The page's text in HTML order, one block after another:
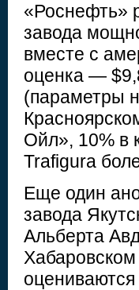
«Роснефть»
завода
вместе с
оценка —
(параметры
Ойл», 10% в
Trafigura
Еще один
завода
Альберта
Хабаровском